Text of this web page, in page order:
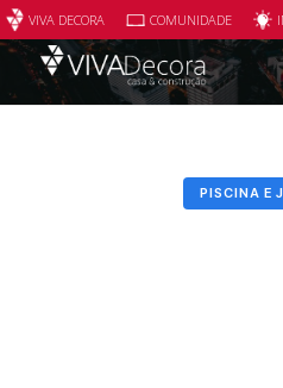
VIVA DECORA COMUNIDADE
PISCINA E